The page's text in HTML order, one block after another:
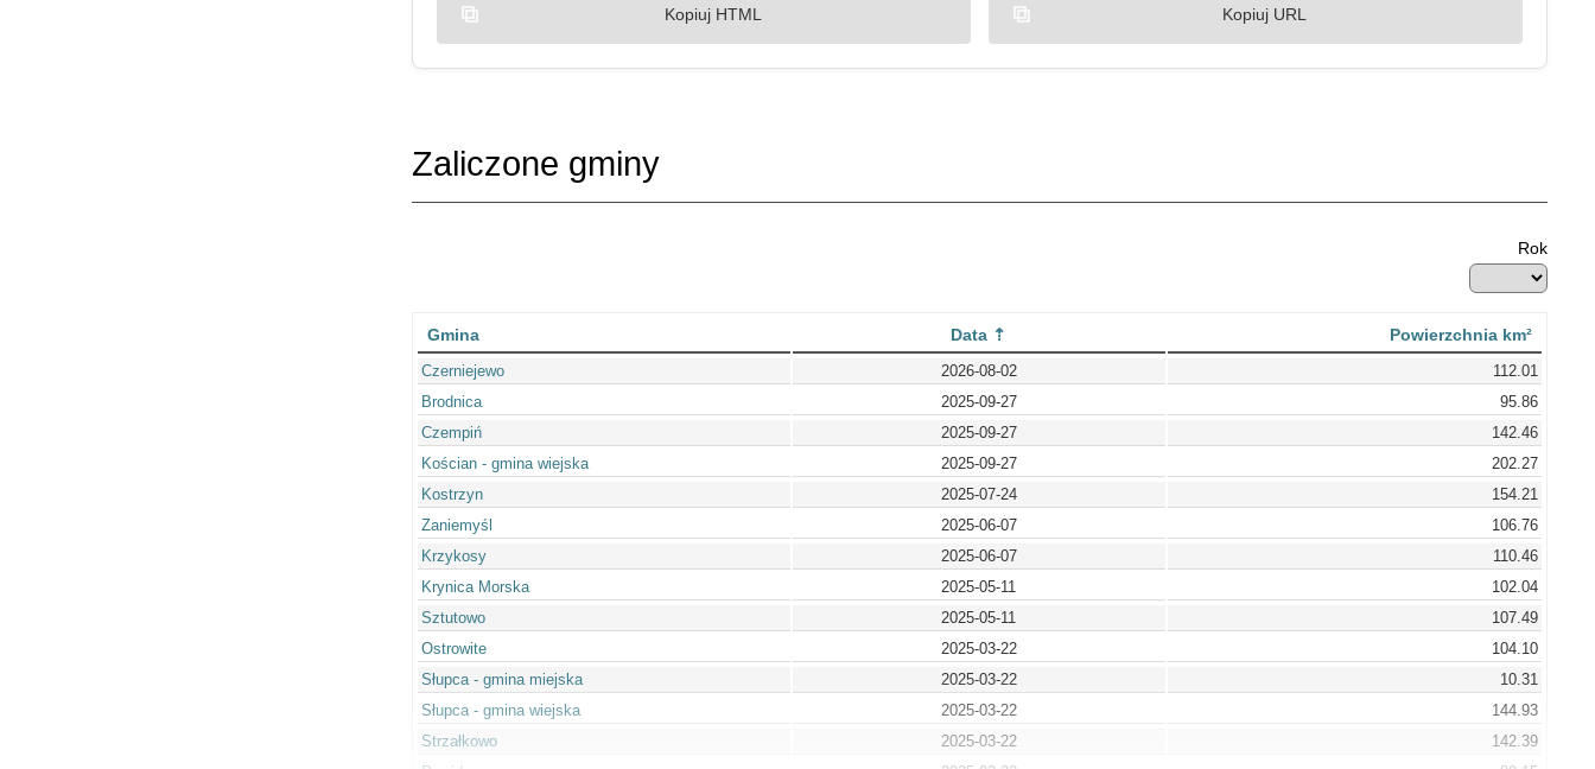
Kopiuj HTML Kopiuj URL
Zaliczone gminy
Rok
Gmina Data Powierzchnia km²
Czerniejewo 2026-08-02
112.01
Brodnica
2025-09-27
95.86
Czempiń
2025-09-27
142.46
Kościan - gmina wiejska
2025-09-27
202.27
Kostrzyn
2025-07-24
154.21
Zaniemyśl
2025-06-07
106.76
Krzykosy
2025-06-07
110.46
Krynica Morska
2025-05-11
102.04
Sztutowo
2025-05-11
107.49
Ostrowite
2025-03-22
104.10
Słupca - gmina miejska
2025-03-22
10.31
Słupca - gmina wiejska
2025-03-22
144.93
Strzałkowo
2025-03-22
142.39